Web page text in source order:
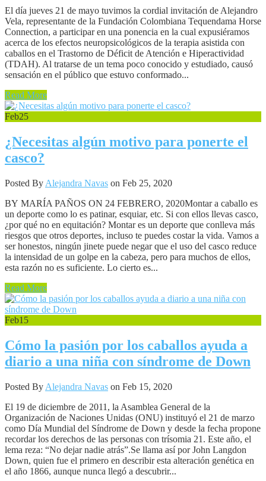
El día jueves 21 de mayo tuvimos la cordial invitación de Alejandro
Vela, representante de la Fundación Colombiana Tequendama Horse
Connection, a participar en una ponencia en la cual expusiéramos
acerca de los efectos neuropsicológicos de la terapia asistida con
caballos en el Trastorno de Déficit de Atención e Hiperactividad
(TDAH). Al tratarse de un tema poco conocido y estudiado, causó
sensación en el público que estuvo conformado...
Read More
Feb25
¿Necesitas algún motivo para ponerte el
casco?
Posted By Alejandra Navas on Feb 25, 2020
BY MARÍA PAÑOS ON 24 FEBRERO, 2020Montar a caballo es
un deporte como lo es patinar, esquiar, etc. Si con ellos llevas casco,
¿por qué no en equitación? Montar es un deporte que conlleva más
riesgos que otros deportes, incluso te puedes costar la vida. Vamos a
ser honestos, ningún jinete puede negar que el uso del casco reduce
la intensidad de un golpe en la cabeza, pero para muchos de ellos,
esta razón no es suficiente. Lo cierto es...
Read More
Feb15
Cómo la pasión por los caballos ayuda a
diario a una niña con síndrome de Down
Posted By Alejandra Navas on Feb 15, 2020
El 19 de diciembre de 2011, la Asamblea General de la
Organización de Naciones Unidas (ONU) instituyó el 21 de marzo
como Día Mundial del Síndrome de Down y desde la fecha propone
recordar los derechos de las personas con trísomia 21. Este año, el
lema reza: “No dejar nadie atrás”.Se llama así por John Langdon
Down, quien fue el primero en describir esta alteración genética en
el año 1866, aunque nunca llegó a descubrir...